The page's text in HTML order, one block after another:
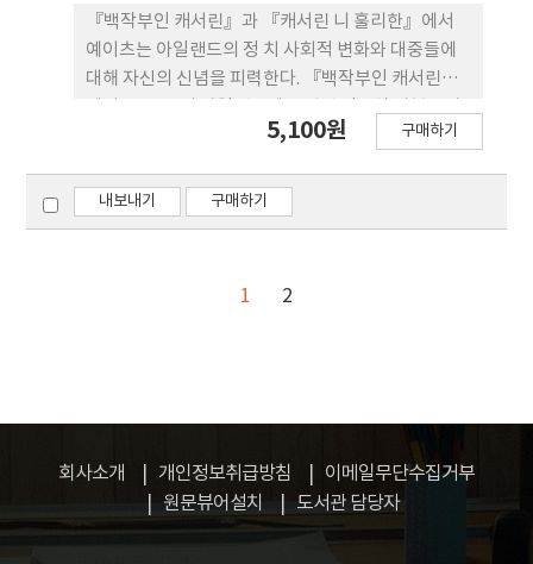
『백작부인 캐서린‏‎』과 『캐서린 니 훌리한』‏‎에서
예이츠는 아일랜드의 정 치 사회적 변화와 대중들에
대해 자신의 신념을 피력한다. 『백작부인 캐서린』‎
와 사회 경제적 지위가 상승한 중산 계층 의 물질주의
회복하기 위해서 그 는 농부들이 귀족에 대한 전통적
인 숭배를 회복하고 중산층의 세력을 억제해야 한다
심과 희생정신을 기리는 반면 민족을 위한 개인의 희
5,100원 구매하기
내보내기 구매하기
1 2
회사소개 개인정보취급방침
이메일무단수집거부
원문뷰어설치
도서관 담당자